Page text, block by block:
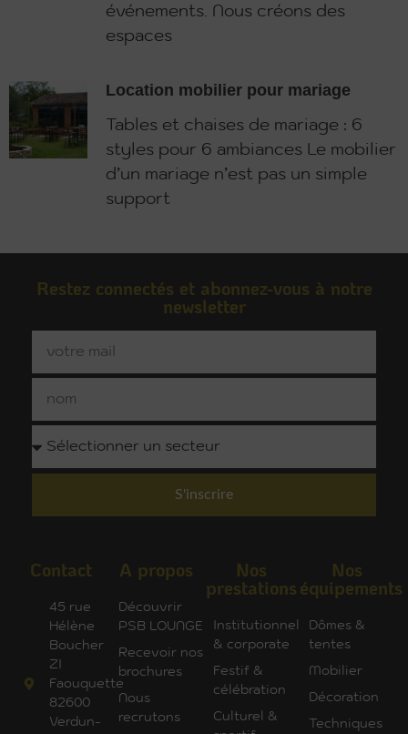
événements. Nous créons des
espaces
Location mobilier pour mariage
Tables et chaises de mariage : 6
styles pour 6 ambiances Le mobilier
d’un mariage n’est pas un simple
support
Restez connectés et abonnez-vous à notre
newsletter
S'inscrire
Contact
45 rue
Hélène
Boucher
ZI
Faouquette
82600
Verdun-
A propos
Découvrir
PSB LOUNGE
Recevoir nos
brochures
Nous
recrutons
Nos
prestations
Institutionnel
& corporate
Festif &
célébration
Culturel &
Nos
équipements
Dômes &
tentes
Mobilier
Décoration
Techniques